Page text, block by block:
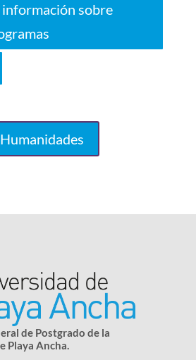
sobre
de Postgrado de la
Playa Ancha.